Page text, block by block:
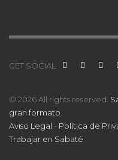
GET SOCIAL
© 2026 All rights reserved.
gran formato
Aviso Legal - Política de
Trabajar en Sabaté